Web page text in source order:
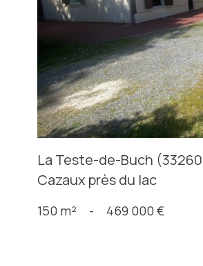
La Teste-de-Buch
Cazaux près du lac
150 m² - 469 000 €